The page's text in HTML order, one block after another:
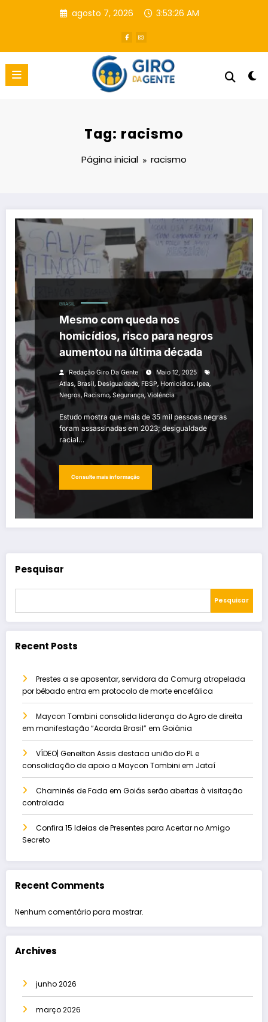
agosto 7, 2026 3:53:27 AM
Tag: racismo
Página inicial racismo
BRASIL
Mesmo com queda nos
homicídios, risco para negros
aumentou na última década
Redação Giro Da Gente
Maio 12, 2025
Atlas, Brasil, Desigualdade, FBSP, Homicídios, Ipea,
Negros, Racismo, Segurança, Violência
Estudo mostra que mais de 35 mil pessoas negras
foram assassinadas em 2023; desigualdade
racial…
Consulte mais informação
Pesquisar
Pesquisar
Recent Posts
Prestes a se aposentar, servidora da Comurg atropelada
por bêbado entra em protocolo de morte encefálica
Maycon Tombini consolida liderança do Agro de direita
em manifestação “Acorda Brasil” em Goiânia
VÍDEO| Geneilton Assis destaca união do PL e
consolidação de apoio a Maycon Tombini em Jataí
Chaminés de Fada em Goiás serão abertas à visitação
controlada
Confira 15 Ideias de Presentes para Acertar no Amigo
Secreto
Recent Comments
Nenhum comentário para mostrar.
Archives
junho 2026
março 2026